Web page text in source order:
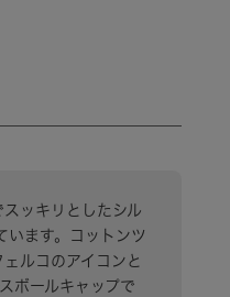
ッキリとしたシル
います。コットンツ
ルコのアイコンと
ボールキャップで